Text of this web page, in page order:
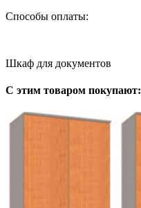
Способы оплаты:
Шкаф для документов
С этим товаром покупают: